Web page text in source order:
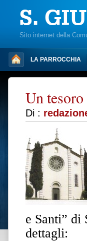
S.
Sito internet della
LA PARROCCHIA
Un
Di :
e Santi” di
dettagli: